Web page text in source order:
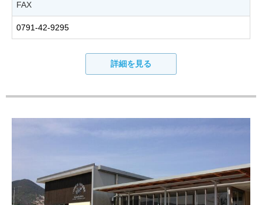
FAX
0791-42-9295
詳細を見る